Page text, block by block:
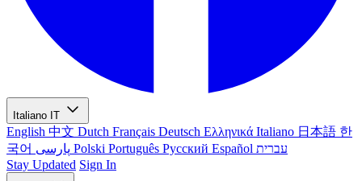
Italiano IT
English 中文 Dutch Français Deutsch Ελληνικά Italiano 日本語 한
국어
Polski Português Русский Español עברית
Stay Updated Sign In